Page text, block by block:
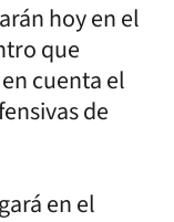
hoy en el
que
cuenta el
de
en el